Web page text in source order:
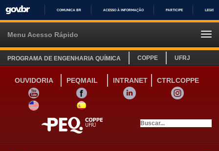
IR
COMUNICA BR ACESSO À INFORMAÇÃO PARTICIPE
Menu Acesso Rápido
PROGRAMA DE ENGENHARIA QUÍMICA COPPE UFRJ
OUVIDORIA PEQMAIL INTRANET
CTRLCOPPE
YOUTUBE
FACEBOOK LINKEDIN
INSTAGRAM
SITE INGLÊS
LINK SITE ESPANHOL